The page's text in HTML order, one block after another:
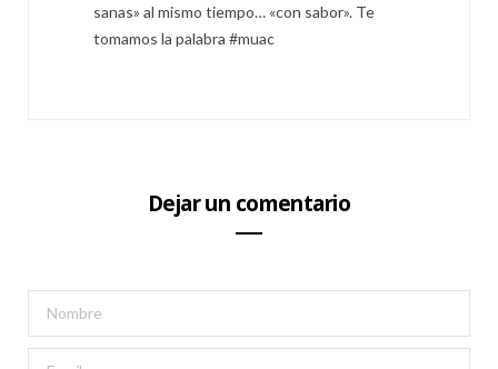
sanas» al mismo tiempo… «con sabor». Te
tomamos la palabra #muac
Dejar un comentario